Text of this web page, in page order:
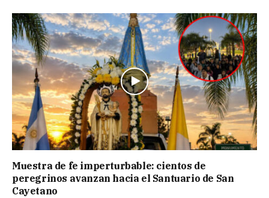
Muestra de fe imperturbable: cientos de
peregrinos avanzan hacia el Santuario de San
Cayetano